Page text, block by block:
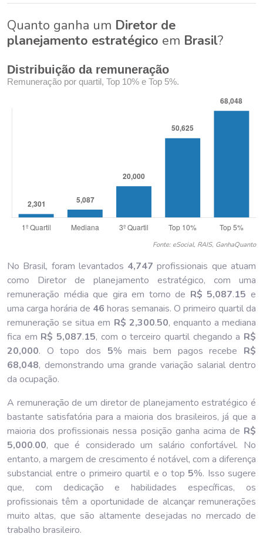
Quanto ganha um Diretor de
planejamento estratégico em Brasil?
Distribuição da remuneração
Remuneração por quartil, Top 10% e Top 5%.
Fonte: eSocial, RAIS, GanhaQuanto
No Brasil, foram levantados 4,747 profissionais que atuam
como Diretor de planejamento estratégico, com uma
remuneração média que gira em torno de R$ 5,087.15 e
uma carga horária de 46 horas semanais. O primeiro quartil da
remuneração se situa em R$ 2,300.50, enquanto a mediana
fica em R$ 5,087.15, com o terceiro quartil chegando a R$
20,000. O topo dos 5% mais bem pagos recebe R$
68,048, demonstrando uma grande variação salarial dentro
da ocupação.
A remuneração de um diretor de planejamento estratégico é
bastante satisfatória para a maioria dos brasileiros, já que a
maioria dos profissionais nessa posição ganha acima de R$
5,000.00, que é considerado um salário confortável. No
entanto, a margem de crescimento é notável, com a diferença
substancial entre o primeiro quartil e o top 5%. Isso sugere
que, com dedicação e habilidades específicas, os
profissionais têm a oportunidade de alcançar remunerações
muito altas, que são altamente desejadas no mercado de
trabalho brasileiro.